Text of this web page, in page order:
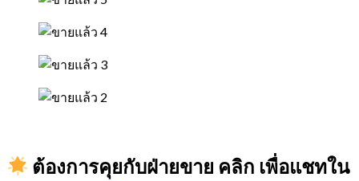
ต้องการคุยกับฝ่ายขาย คลิก เพื่อแชทใน